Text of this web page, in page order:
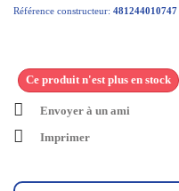
Référence constructeur: 481244010747
Ce produit n'est plus en stock
Envoyer à un ami
Imprimer